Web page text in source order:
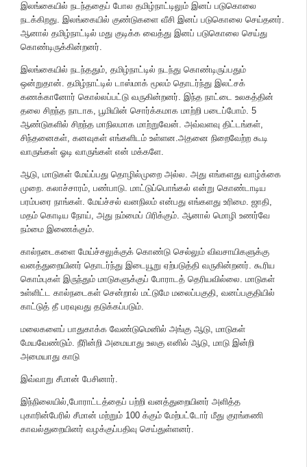
இலங்கையில் நடந்ததைப் போல தமிழ்நாட்டிலும் இனப் படுகொலை
நடக்கிறது. இலங்கையில் குண்டுகளை வீசி இனப் படுகொலை செய்தனர்.
ஆனால் தமிழ்நாட்டில் மது குடிக்க வைத்து இனப் படுகொலை செய்து
கொண்டிருக்கின்றனர்.
இலங்கையில் நடந்ததும், தமிழ்நாட்டில் நடந்து கொண்டிருப்பதும்
ஒன்றுதான். தமிழ்நாட்டில் டாஸ்மாக் மூலம் தொடர்ந்து இலட்சக்
கணக்கானோர் கொல்லப்பட்டு வருகின்றனர். இந்த நாட்டை உலகத்தின்
தலை சிறந்த நாடாக, பூமியின் சொர்க்கமாக மாற்றி படைப்போம். 5
ஆண்டுகளில் சிறந்த மாநிலமாக மாற்றுவேன். அவ்வளவு திட்டங்கள்,
சிந்தனைகள், கனவுகள் எங்களிடம் உள்ளன.அதனை நிறைவேற்ற கூடி
வாருங்கள் ஓடி வாருங்கள் என் மக்களே.
ஆடு, மாடுகள் மேய்ப்பது தொழில்முறை அல்ல. அது எங்களது வாழ்க்கை
முறை. கலாச்சாரம், பண்பாடு. மாட்டுப்பொங்கல் என்று கொண்டாடிய
பரம்பரை நாங்கள். மேய்ச்சல் வனநிலம் என்பது எங்களது உரிமை. ஜாதி,
மதம் கொடிய நோய், அது நம்மைப் பிரிக்கும். ஆனால் மொழி உணர்வே
நம்மை இணைக்கும்.
கால்நடைகளை மேய்ச்சலுக்குக் கொண்டு செல்லும் விவசாயிகளுக்கு
வனத்துறையினர் தொடர்ந்து இடையூறு ஏற்படுத்தி வருகின்றனர். கூரிய
கொம்புகள் இருந்தும் மாடுகளுக்குப் போராடத் தெரியவில்லை. மாடுகள்
உள்ளிட்ட கால்நடைகள் சென்றால் மட்டுமே மலைப்பகுதி, வனப்பகுதியில்
காட்டுத் தீ பரவுவது தடுக்கப்படும்.
மலைகளைப் பாதுகாக்க வேண்டுமெனில் அங்கு ஆடு, மாடுகள்
மேயவேண்டும். நீரின்றி அமையாது உலகு எனில் ஆடு, மாடு இன்றி
அமையாது காடு
இவ்வாறு சீமான் பேசினார்.
இந்நிலையில்,போராட்டத்தைப் பற்றி வனத்துறையினர் அளித்த
புகாரின்பேரில் சீமான் மற்றும் 100 க்கும் மேற்பட்டோர் மீது குரங்கணி
காவல்துறையினர் வழக்குப்பதிவு செய்துள்ளனர்.